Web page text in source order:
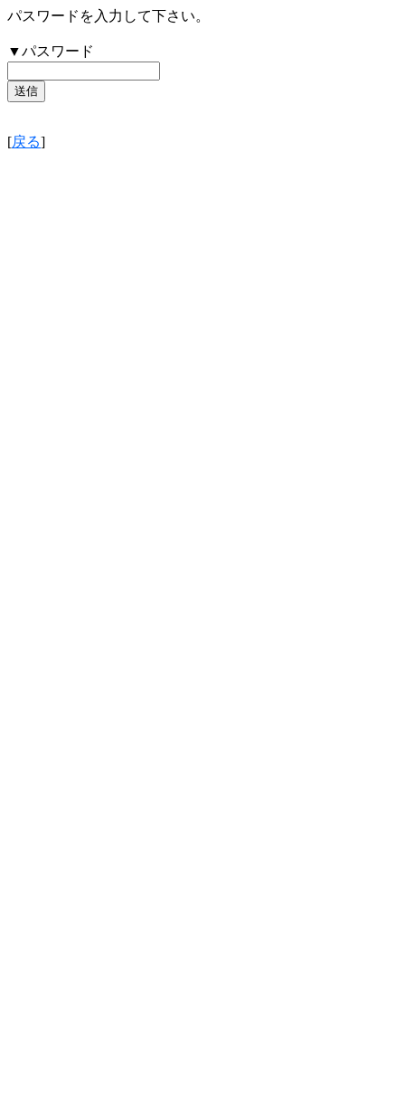
パスワードを入力して下さい。
▼パスワード
[戻る]